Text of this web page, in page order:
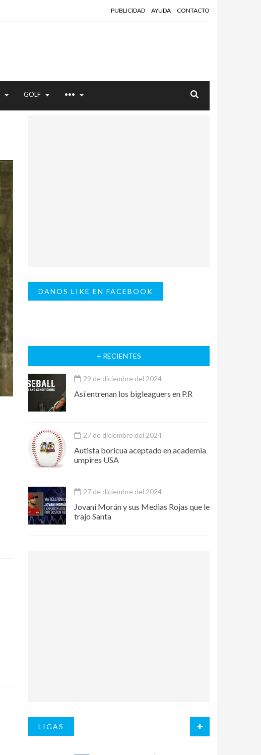
PUBLICIDAD AYUDA CONTACTO
GOLF •••
DANOS LIKE EN FACEBOOK
+ RECIENTES
29 de diciembre del 2024
Así entrenan los bigleaguers en P.R
27 de diciembre del 2024
Autista boricua aceptado en academia
umpires USA
27 de diciembre del 2024
Jovani Morán y sus Medias Rojas que le
trajo Santa
LIGAS